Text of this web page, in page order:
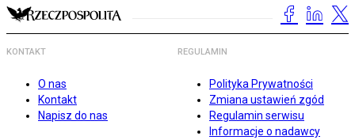
KONTAKT
O nas
Kontakt
Napisz do nas
REGULAMIN
Polityka Prywatności
Zmiana ustawień zgód
Regulamin serwisu
Informacje o nadawcy